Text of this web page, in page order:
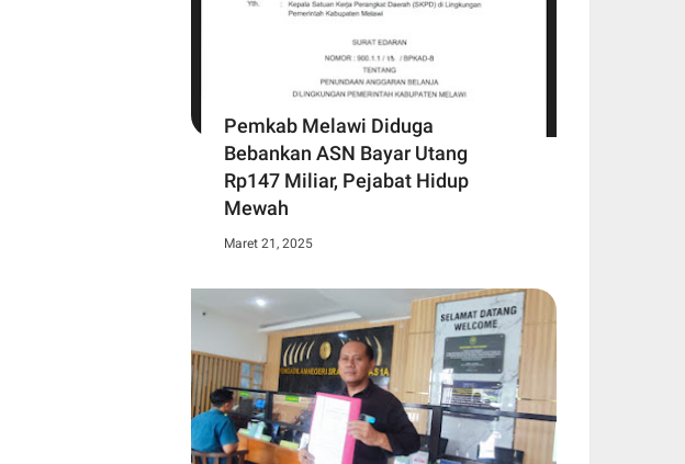
Pemkab Melawi Diduga
Bebankan ASN Bayar Utang
Rp147 Miliar, Pejabat Hidup
Mewah
Maret 21, 2025